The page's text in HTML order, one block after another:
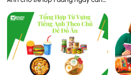
cao đồng thời giải quyết được
nhiều nỗi lo của các bậc p